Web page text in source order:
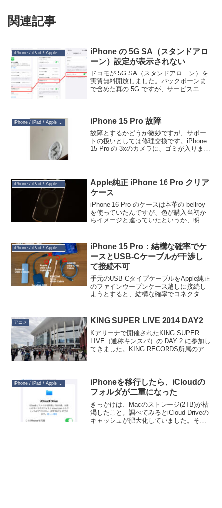
関連記事
iPhone / iPad / Apple Watch
iPhone の 5G SA（スタンドアロ
ーン）設定が表示されない
ドコモが 5G SA（スタンドアローン）を
実質無料開放しました。バックボーンま
で含めた真の 5G ですが、サービスエリ
ら将来有料化す...
iPhone / iPad / Apple Watch iPhone 15 Pro 故障
故障とするかどうか微妙ですが、サポー
トの扱いとしては修理交換です。iPhone
15 Pro の 3xのカメラに、ゴミが入りまし
の...
Apple純正 iPhone 16 Pro クリア
ケース
iPhone 16 Pro のケースは本革の bellroy
を使っていたんですが、色が購入当初か
らイメージと違っていたというか、明る
て暑苦しく見えてきたこともあり、A...
iPhone / iPad / Apple Watch
iPhone 15 Pro：結構な確率でケ
ースとUSB-Cケーブルが干渉し
て接続不可
手元のUSB-CタイプケーブルをApple純正
のファインウーブンケース越しに接続し
ようとすると、結構な確率でコネクタが
接続できたのは４本（＋ギリ１本）だけ
アニメ KING SUPER LIVE 2014 DAY2
Kアリーナで開催されたKING SUPER
LIVE（通称キンスパ）の DAY 2 に参加し
てきました。KING RECORDS所属のアニ
iPhone / iPad / Apple Watch
iPhoneを移行したら、iCloudの
フォルダが二重になった
きっかけは、Macのストレージ(2TB)が枯
渇したこと。調べてみるとiCloud Driveの
キャッシュが肥大化していました。そこ